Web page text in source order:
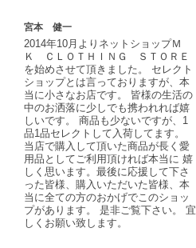
宮本 健一
2014年10月よりネットショップＭ
Ｋ ＣＬＯＴＨＩＮＧ ＳＴＯＲＥ
を始めさせて頂きました。 セレクト
ショップとは言っておりますが、本
当に小さなお店です。 皆様の生活の
中のお洒落に少しでも携われれば嬉
しいです。 商品も少ないですが、1
品1品セレクトして入荷してます。
当店で購入して頂いた商品が長く愛
用品としてご利用頂ければ本当に 嬉
しく思います。最後に応援して下さ
った皆様、購入いただいた皆様、本
当に全ての方のおかげでこのショッ
プがあります。 是非ご覧下さい。 宜
しくお願い致します。